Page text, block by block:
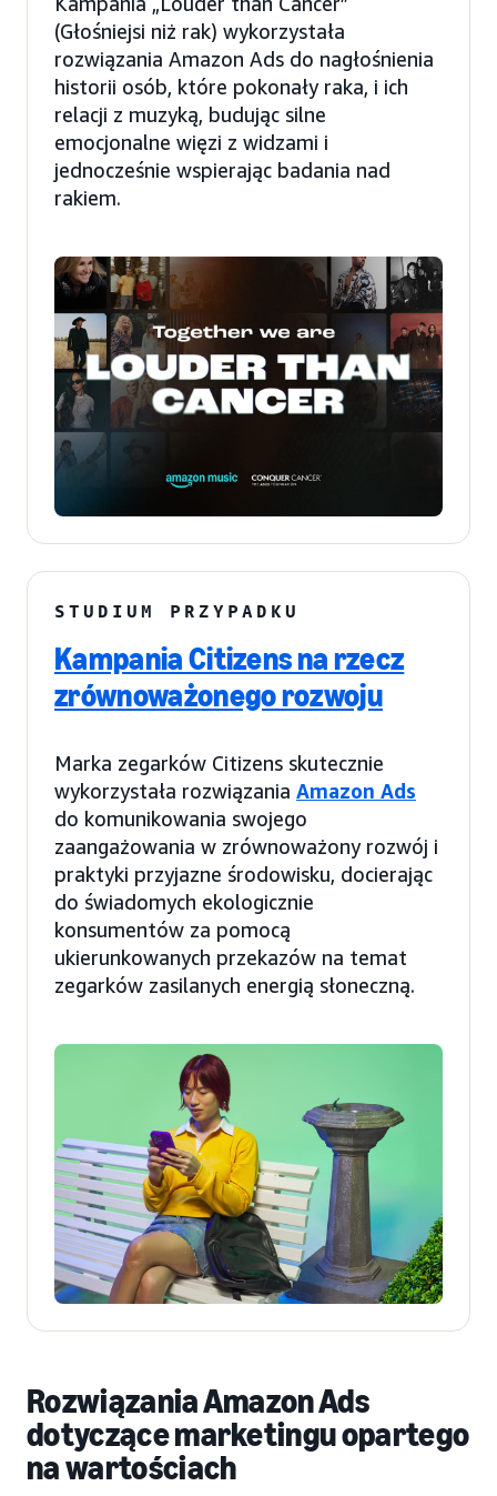
(Głośniejsi niż rak) wykorzystała
rozwiązania Amazon Ads do nagłośnienia
historii osób, które pokonały raka, i ich
relacji z muzyką, budując silne
emocjonalne więzi z widzami i
jednocześnie wspierając badania nad
rakiem.
STUDIUM PRZYPADKU
Kampania Citizens na rzecz
zrównoważonego rozwoju
Marka zegarków Citizens skutecznie
wykorzystała rozwiązania Amazon Ads
do komunikowania swojego
zaangażowania w zrównoważony rozwój i
praktyki przyjazne środowisku, docierając
do świadomych ekologicznie
konsumentów za pomocą
ukierunkowanych przekazów na temat
zegarków zasilanych energią słoneczną.
Rozwiązania Amazon Ads
dotyczące marketingu opartego
na wartościach